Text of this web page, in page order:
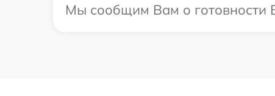
Мы сообщим Вам о готовности